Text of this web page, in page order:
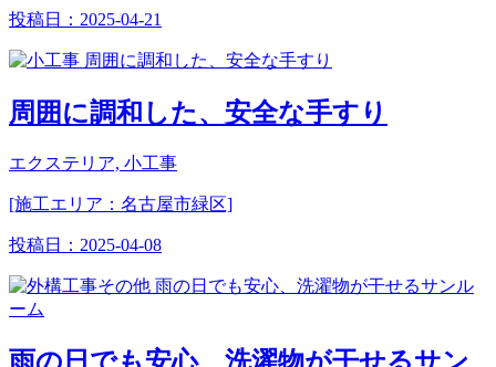
投稿日： 2025-04-21
周囲に調和した、安全な手すり
エクステリア, 小工事
[施工エリア：名古屋市緑区]
投稿日： 2025-04-08